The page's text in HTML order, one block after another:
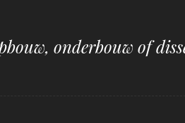
onderbouw of